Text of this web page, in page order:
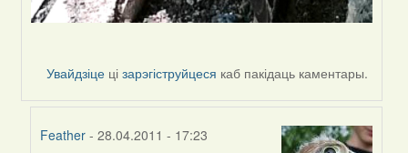
Увайдзіце цізарэгіструйцеся каб пакідаць каментары.
Feather - 28.04.2011 - 17:23